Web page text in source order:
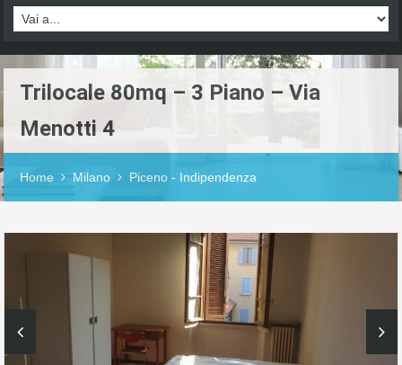
Trilocale 80mq – 3 Piano – Via
Menotti 4
Home Milano Piceno - Indipendenza